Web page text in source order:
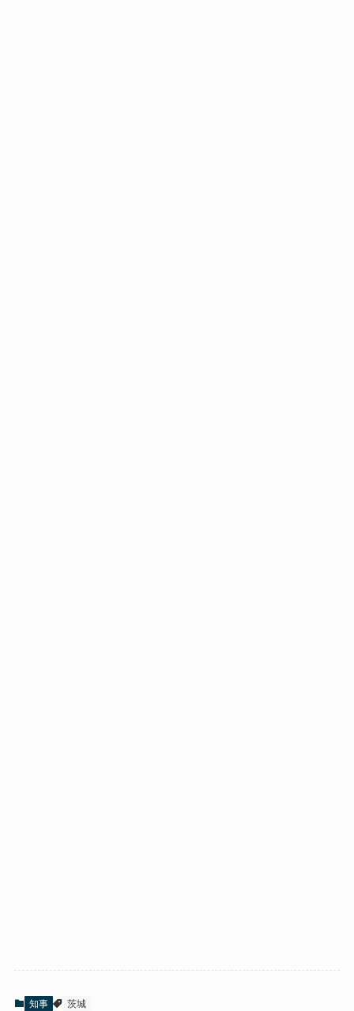
知事 茨城